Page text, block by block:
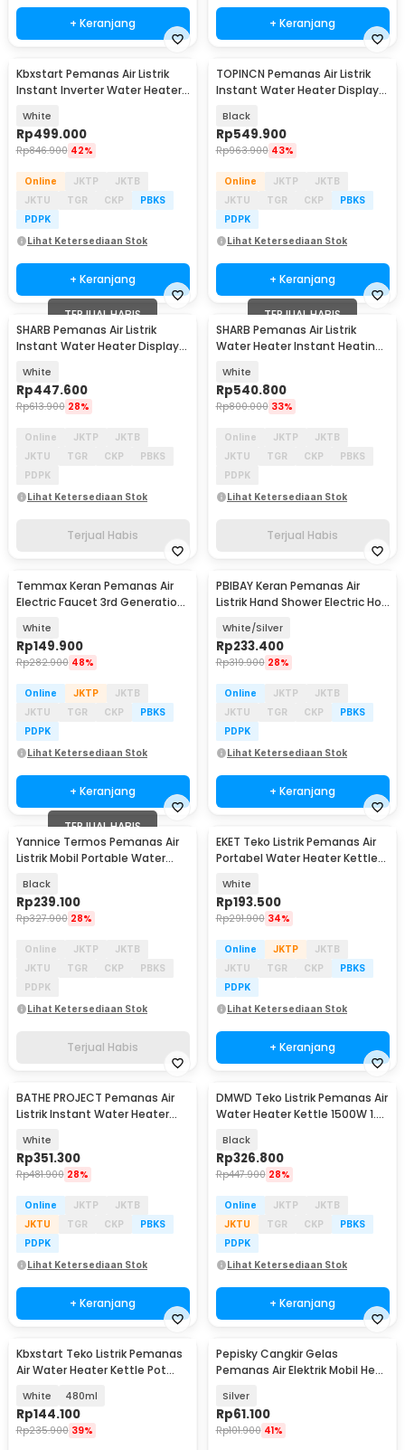
+ Keranjang + Keranjang
Kbxstart Pemanas Air Listrik
Instant Inverter Water Heater
White
Rp499.000
Rp846.900 42%
Online JKTP
JKTB
JKTU
TGR CKP
PBKS
PDPK
Lihat Ketersediaan Stok
+ Keranjang
TOPINCN Pemanas Air Listrik
Instant Water Heater Display
Black
Rp549.900
Rp963.900 43%
Online JKTP
JKTB
JKTU
TGR CKP
PBKS
PDPK
Lihat Ketersediaan Stok
+ Keranjang
TERJUAL HABIS
SHARB Pemanas Air Listrik
Instant Water Heater Display
White
Rp447.600
Rp613.900 28%
Online JKTP
JKTB
JKTU
TGR CKP
PBKS
PDPK
Lihat Ketersediaan Stok
Terjual Habis
TERJUAL HABIS
SHARB Pemanas Air Listrik
Water Heater Instant Heating
White
Rp540.800
Rp800.000 33%
Online JKTP
JKTB
JKTU
TGR CKP
PBKS
PDPK
Lihat Ketersediaan Stok
Terjual Habis
Temmax Keran Pemanas Air
Electric Faucet 3rd Generation
White
Rp149.900
Rp282.900 48%
Online JKTP
JKTB
JKTU
TGR CKP
PBKS
PDPK
Lihat Ketersediaan Stok
+ Keranjang
PBIBAY Keran Pemanas Air
Listrik Hand Shower Electric Hot
White/Silver
Rp233.400
Rp319.900 28%
Online JKTP
JKTB
JKTU
TGR CKP
PBKS
PDPK
Lihat Ketersediaan Stok
+ Keranjang
TERJUAL HABIS
Yannice Termos Pemanas Air
Listrik Mobil Portable Water
Black
Rp239.100
Rp327.900 28%
Online JKTP
JKTB
JKTU
TGR CKP
PBKS
PDPK
Lihat Ketersediaan Stok
Terjual Habis
EKET Teko Listrik Pemanas Air
Portabel Water Heater Kettle
White
Rp193.500
Rp291.900 34%
Online JKTP
JKTB
JKTU
TGR CKP
PBKS
PDPK
Lihat Ketersediaan Stok
+ Keranjang
BATHE PROJECT Pemanas Air
Listrik Instant Water Heater
White
Rp351.300
Rp481.900 28%
Online JKTP
JKTB
JKTU
TGR CKP
PBKS
PDPK
Lihat Ketersediaan Stok
+ Keranjang
DMWD Teko Listrik Pemanas Air
Water Heater Kettle 1500W 1.7L
Black
Rp326.800
Rp447.900 28%
Online JKTP
JKTB
JKTU
TGR CKP
PBKS
PDPK
Lihat Ketersediaan Stok
+ Keranjang
Kbxstart Teko Listrik Pemanas
Air Water Heater Kettle Pot
White 480ml
Rp144.100
Rp235.900 39%
Pepisky Cangkir Gelas
Pemanas Air Elektrik Mobil Heat
Silver
Rp61.100
Rp101.900 41%